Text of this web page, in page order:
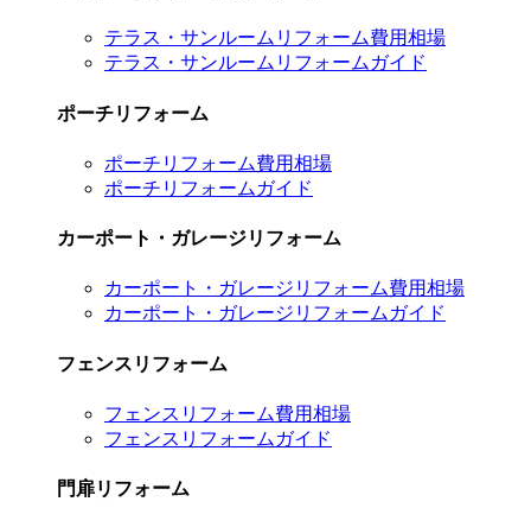
テラス・サンルームリフォーム費用相場
テラス・サンルームリフォームガイド
ポーチリフォーム
ポーチリフォーム費用相場
ポーチリフォームガイド
カーポート・ガレージリフォーム
カーポート・ガレージリフォーム費用相場
カーポート・ガレージリフォームガイド
フェンスリフォーム
フェンスリフォーム費用相場
フェンスリフォームガイド
門扉リフォーム